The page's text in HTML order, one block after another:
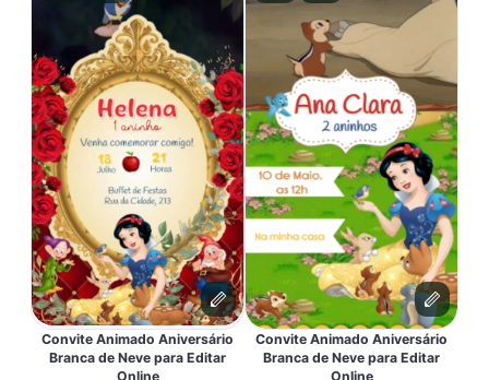
Convite Animado Aniversário
Branca de Neve para Editar
Online
Convite Animado Aniversário
Branca de Neve para Editar
Online